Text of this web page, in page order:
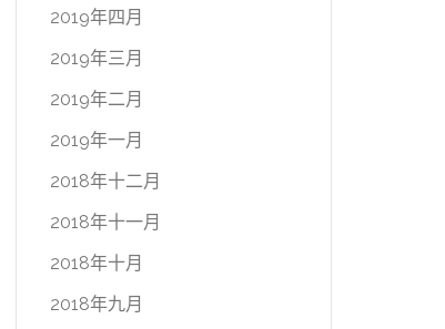
2019年四月
2019年三月
2019年二月
2019年一月
2018年十二月
2018年十一月
2018年十月
2018年九月